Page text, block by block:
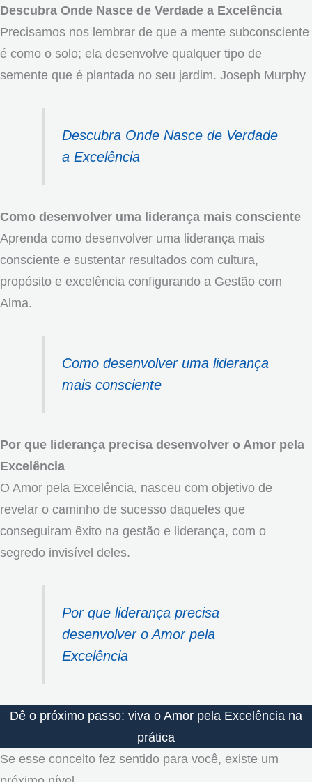
Descubra Onde Nasce de Verdade a Excelência
Precisamos nos lembrar de que a mente subconsciente
é como o solo; ela desenvolve qualquer tipo de
semente que é plantada no seu jardim. Joseph Murphy
Descubra Onde Nasce de Verdade
a Excelência
Como desenvolver uma liderança mais consciente
Aprenda como desenvolver uma liderança mais
consciente e sustentar resultados com cultura,
propósito e excelência configurando a Gestão com
Alma.
Como desenvolver uma liderança
mais consciente
Por que liderança precisa desenvolver o Amor pela
Excelência
O Amor pela Excelência, nasceu com objetivo de
revelar o caminho de sucesso daqueles que
conseguiram êxito na gestão e liderança, com o
segredo invisível deles.
Por que liderança precisa
desenvolver o Amor pela
Excelência
Dê o próximo passo: viva o Amor pela Excelência na
prática
Se esse conceito fez sentido para você, existe um